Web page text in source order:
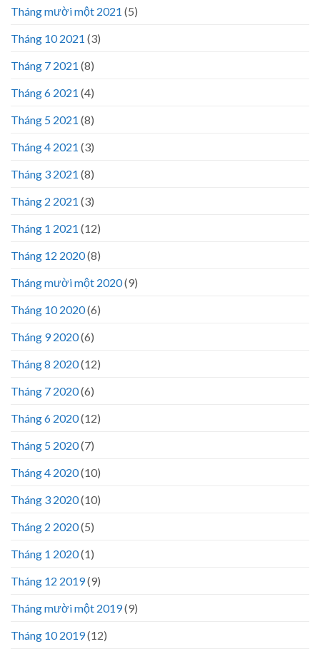
Tháng mười một 2021 (5)
Tháng 10 2021 (3)
Tháng 7 2021 (8)
Tháng 6 2021 (4)
Tháng 5 2021 (8)
Tháng 4 2021 (3)
Tháng 3 2021 (8)
Tháng 2 2021 (3)
Tháng 1 2021 (12)
Tháng 12 2020(8)
Tháng mười một 2020(9)
Tháng 10 2020(6)
Tháng 9 2020(6)
Tháng 8 2020(12)
Tháng 7 2020(6)
Tháng 6 2020(12)
Tháng 5 2020(7)
Tháng 4 2020(10)
Tháng 3 2020(10)
Tháng 2 2020(5)
Tháng 1 2020(1)
Tháng 12 2019(9)
Tháng mười một 2019(9)
Tháng 10 2019(12)